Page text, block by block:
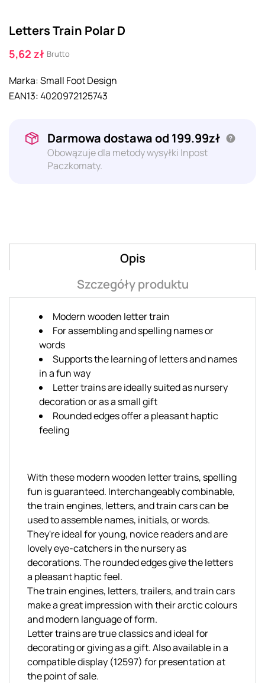
Letters Train Polar D
5,62 zł Brutto
Marka:Small Foot Design
EAN13:4020972125743
Darmowa dostawa od 199.99zł
Obowązuje dla metody wysyłki Inpost
Paczkomaty.
Opis
Szczegóły produktu
Modern wooden letter train
For assembling and spelling names or
words
Supports the learning of letters and names
in a fun way
Letter trains are ideally suited as nursery
decoration or as a small gift
Rounded edges offer a pleasant haptic
feeling
With these modern wooden letter trains, spelling
fun is guaranteed. Interchangeably combinable,
the train engines, letters, and train cars can be
used to assemble names, initials, or words.
They're ideal for young, novice readers and are
lovely eye-catchers in the nursery as
decorations. The rounded edges give the letters
a pleasant haptic feel.
The train engines, letters, trailers, and train cars
make a great impression with their arctic colours
and modern language of form.
Letter trains are true classics and ideal for
decorating or giving as a gift. Also available in a
compatible display (12597) for presentation at
the point of sale.